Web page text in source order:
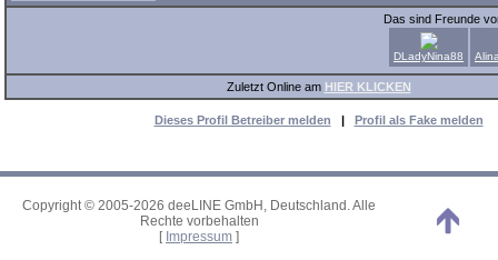
Das sind Freunde
DLadyNina88
Zuletzt Online am HIER KLICKEN
Dieses Profil Betreiber melden | Profil als Fake melden
Copyright © 2005-2026 deeLINE GmbH, Deutschland. Alle
Rechte vorbehalten
[ Impressum ]